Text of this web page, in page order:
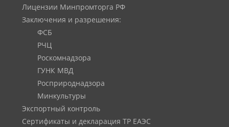
Лицензии Минпромторга РФ
Заключения и разрешения:
ФСБ
РЧЦ
Роскомнадзора
ГУНК МВД
Росприроднадзора
Минкультуры
Экспортный контроль
Сертификаты и декларация ТР ЕАЭС